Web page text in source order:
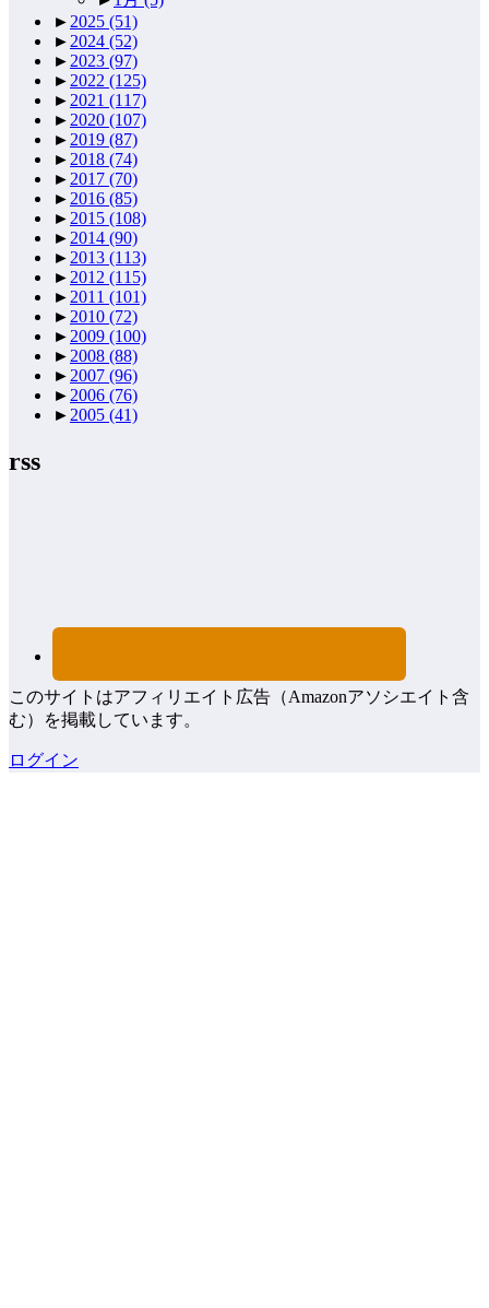
►2025 (51)
►2024 (52)
►2023 (97)
►2022 (125)
►2021 (117)
►2020 (107)
►2019 (87)
►2018 (74)
►2017 (70)
►2016 (85)
►2015 (108)
►2014 (90)
►2013 (113)
►2012 (115)
►2011 (101)
►2010 (72)
►2009 (100)
►2008 (88)
►2007 (96)
►2006 (76)
►2005 (41)
rss
このサイトはアフィリエイト広告（Amazonアソシエイト含
む）を掲載しています。
ログイン